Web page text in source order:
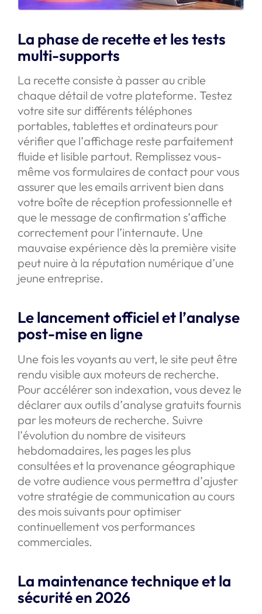
La phase de recette et les tests
multi-supports
La recette consiste à passer au crible
chaque détail de votre plateforme. Testez
votre site sur différents téléphones
portables, tablettes et ordinateurs pour
vérifier que l’affichage reste parfaitement
fluide et lisible partout. Remplissez vous-
même vos formulaires de contact pour vous
assurer que les emails arrivent bien dans
votre boîte de réception professionnelle et
que le message de confirmation s’affiche
correctement pour l’internaute. Une
mauvaise expérience dès la première visite
peut nuire à la réputation numérique d’une
jeune entreprise.
Le lancement officiel et l’analyse
post-mise en ligne
Une fois les voyants au vert, le site peut être
rendu visible aux moteurs de recherche.
Pour accélérer son indexation, vous devez le
déclarer aux outils d’analyse gratuits fournis
par les moteurs de recherche. Suivre
l’évolution du nombre de visiteurs
hebdomadaires, les pages les plus
consultées et la provenance géographique
de votre audience vous permettra d’ajuster
votre stratégie de communication au cours
des mois suivants pour optimiser
continuellement vos performances
commerciales.
La maintenance technique et la
sécurité en 2026